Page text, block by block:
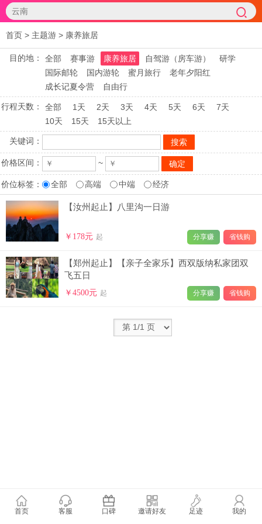
首页 > 主题游 > 康养旅居
目的地： 全部 赛事游 康养旅居 自驾游（房车游）
研学
国际邮轮
国内游轮 蜜月旅行
老年夕阳红
成长记夏令营
自由行
行程天数： 全部 1天 2天 3天 4天 5天 6天
7天
10天
15天 15天以上
关键词：
价格区间： ~
价位标签： 全部 高端 中端 经济
【汝州起止】八里沟一日游
￥178元 起 分享赚 省钱购
【郑州起止】【亲子全家乐】西双版纳私家团双
飞五日
￥4500元 起 分享赚 省钱购
首页 客服 口碑 邀请好友 足迹 我的